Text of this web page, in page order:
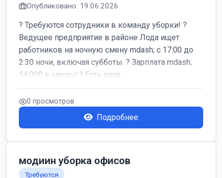
Опубликовано: 19.06.2026
? Требуются сотрудники в команду уборки! ?
Ведущее предприятие в районе Лода ищет
работников на ночную смену mdash; с 17:00 до
2:30 ночи, включая субботы. ? Зарплата mdash;
14,000 в месяц! ? Есть разв...
0 просмотров
Подробнее
модиин уборка офисов
Требуются